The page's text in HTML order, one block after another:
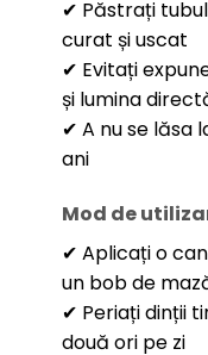
✔ Păstrați
curat și uscat
✔ Evitați
și lumina
✔ A nu se lăsa
ani
Mod de
✔ Aplicați o
un bob de
✔ Periați dinții
două ori pe zi